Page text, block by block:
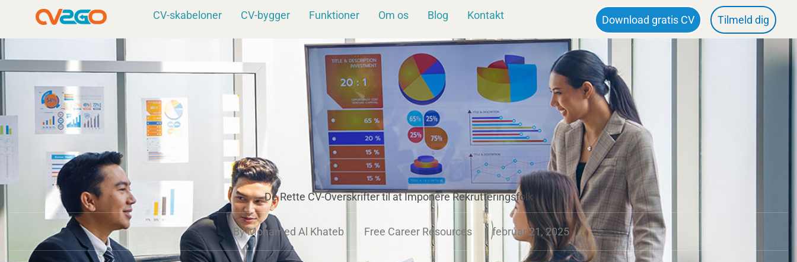
CV-skabeloner CV-bygger Funktioner Om os Blog Kontakt Download gratis CV Tilmeld dig
De Rette CV-Overskrifter til at Imponere Rekrutteringsfolk
ByMohamed Al Khateb Free Career Resources februar 21, 2025